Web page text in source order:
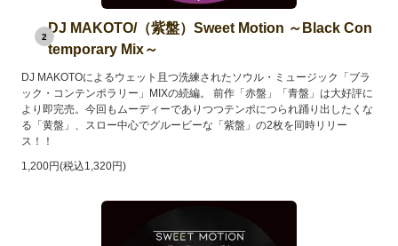
2
DJ MAKOTO/（紫盤）Sweet Motion ～Black Con
temporary Mix～
DJ MAKOTOによるウェット且つ洗練されたソウル・ミュージック「ブラ
ック・コンテンポラリー」MIXの続編。 前作「赤盤」「青盤」は大好評に
より即完売。今回もムーディーでありつつテンポにつられ踊り出したくな
る「黄盤」、スロー中心でグルービーな「紫盤」の2枚を同時リリー
ス！！
1,200円(税込1,320円)